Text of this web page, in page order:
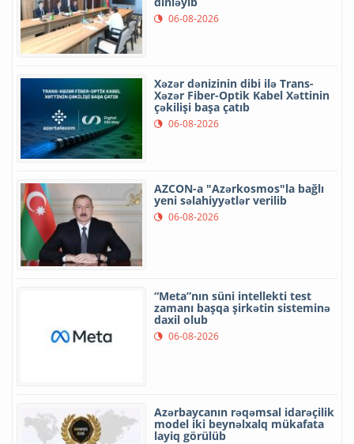
06-08-2026
Xəzər dənizinin dibi ilə Trans-
Xəzər Fiber-Optik Kabel Xəttinin
çəkilişi başa çatıb
06-08-2026
AZCON-a "Azərkosmos"la bağlı
yeni səlahiyyətlər verilib
06-08-2026
“Meta”nın süni intellekti test
zamanı başqa şirkətin sisteminə
daxil olub
06-08-2026
Azərbaycanın rəqəmsal idarəçilik
model iki beynəlxalq mükafata
layiq görülüb